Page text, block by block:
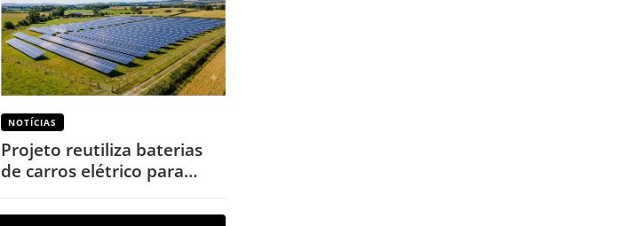
NOTÍCIAS
Projeto reutiliza baterias
de carros elétrico para
garantir energia em áreas
rurais